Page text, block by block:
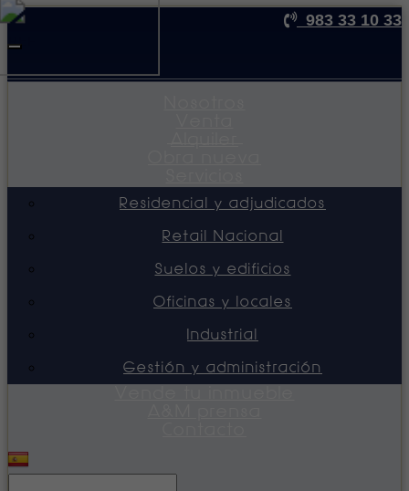
983 33 10 33
Residencial y adjudicados
Retail Nacional
Suelos y edificios
Oficinas y locales
Industrial
Gestión y administración